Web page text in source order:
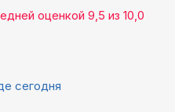
оценкой 9,5 из 10,0
сегодня